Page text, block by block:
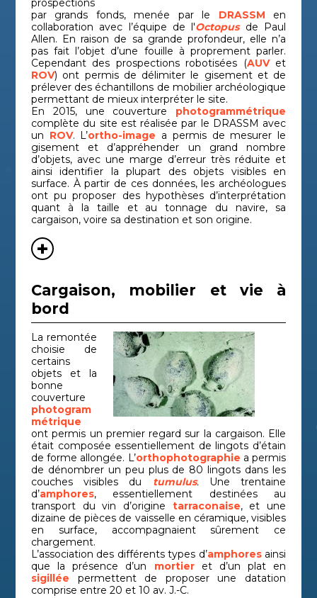
P-38 de
Saint
Exupéry
Épave
d'aéronef
Période
contemporaine
P-47 Meria
Épave
d'aéronef
Période
contemporaine
P-47 Santa
Severa
Épave
d'aéronef
Période
contemporaine
Paragan
Épave de
navire
Période
moderne
Plane 3
Épave de
navire
Période
médiévale
Pointe de la
Luque 2
Épave de
navire
Antiquité
Port-Miou C
Punta
Vecchia 1
Épave de
navire
Antiquité
Rubis
sous-marin
contemporaine
Sainte-
Dorothéa
Épave de
navire
Période
moderne
Sud Caveaux
1
Épave de
navire
Antiquité
Titan
Épave de
navire
Antiquité
Tour
d'Agnello 1
Épave de
navire
Antiquité
Tour
d'Agnello 2
Épave de
navire
Période
contemporaine
Tour Sainte
Marie 1
Épave de
navire
prospections
par grands fonds, menée par le DRASSM en
collaboration avec l’équipe de l'Octopus de Paul
Allen. En raison de sa grande profondeur, elle n’a
pas fait l’objet d’une fouille à proprement parler.
Cependant des prospections robotisées (AUV et
ROV) ont permis de délimiter le gisement et de
prélever des échantillons de mobilier archéologique
permettant de mieux interpréter le site.
En 2015, une couverture photogrammétrique
complète du site est réalisée par le DRASSM avec
un ROV. L’ortho-image a permis de mesurer le
gisement et d’appréhender un grand nombre
d’objets, avec une marge d’erreur très réduite et
ainsi identifier la plupart des objets visibles en
surface. À partir de ces données, les archéologues
ont pu proposer des hypothèses d’interprétation
quant à la taille et au tonnage du navire, sa
cargaison, voire sa destination et son origine.
Cargaison, mobilier et vie à
bord
La remontée
choisie de
certains
objets et la
bonne
couverture
photogram
métrique
ont permis un premier regard sur la cargaison. Elle
était composée essentiellement de lingots d’étain
de forme allongée. L’orthophotographie a permis
de dénombrer un peu plus de 80 lingots dans les
couches visibles du tumulus.Une trentaine
d’amphores, essentiellement destinées au
transport du vin d’origine tarraconaise, et une
dizaine de pièces de vaisselle en céramique, visibles
en surface, accompagnaient sûrement ce
chargement.
L’association des différents types d’amphoresainsi
que la présence d’un mortieret d’un plat en
sigillée permettent de proposer une datation
comprise entre 20 et 10 av. J.-C.